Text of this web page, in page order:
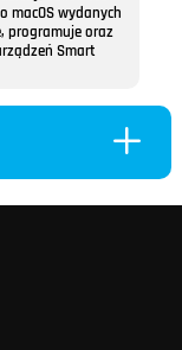
macOS wydanych
programuje oraz
Smart
L